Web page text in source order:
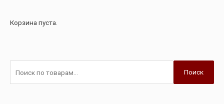
Корзина пуста.
Поиск